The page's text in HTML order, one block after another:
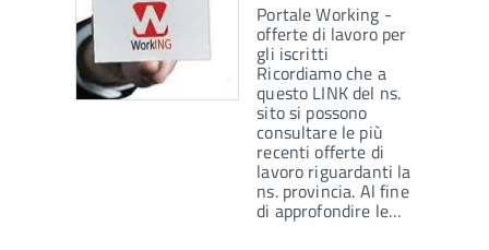
Portale Working -
offerte di lavoro per
gli iscritti
Ricordiamo che a
questo LINK del ns.
sito si possono
consultare le più
recenti offerte di
lavoro riguardanti la
ns. provincia. Al fine
di approfondire le…